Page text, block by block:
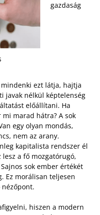
gazdaság
ezt látja, hajtja
javak nélkül képtelenség
előállítani. Ha
marad hátra? A sok
egy olyan mondás,
nem az arany.
kapitalista rendszer él
a fő mozgatórugó,
sok ember értékét
Ez morálisan teljesen
hiszen a modern